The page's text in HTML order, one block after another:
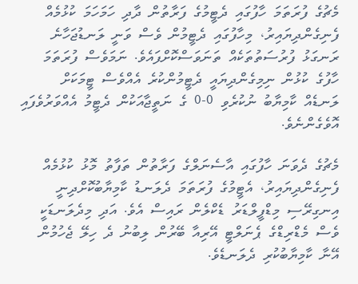
މެޗުގެ ފުރަތަމަ ހާފުގައި ދެޓީމުގެ ފަރާތުން ދާދި ހަމަހަމަ ކުޅުމެއް
ފެނިގެންދިޔައިރު، މިހާފުގައި ދެޓީމުން ވެސް ވަނީ ލަނޑުޖަހާނެ
ރަނގަޅު ފުރުސަތުތަކެއް ތަނަވަސްކޮށްފައެވެ. ނަމަވެސް ފުރަތަމަ
ހާފުގެ ކުޅުން ނިމިގެންދިޔައީ ދެޓީމުންކުރެ އެއްވެސް ޓީމަކަށް
ލަނޑެއް ކާމިޔާބު ނުކުރެވި 0-0 ގެ ނަތީޖާއަކުން ދެޓީމު އެއްވަރުވެފައި
އޮވެގެންނެވެ.
މެޗުގެ ދެވަނަ ހާފުގައި އާސެނަލްގެ ފަރާތުން ތަފާތު މޮޅު ކުޅުމެއް
ފެނިގެންދިޔައިރު، އެޓީމުގެ ފުރަތަމަ ދެލަނޑު ކާމިޔާބުކޮށްދިނީ
އިނގިރޭސި މިޑްފީލްޑަރު ޑެކްލެން ރައިސް އެވެ. އަދި މިދެލަނޑަކީ
ވެސް މެޑްރިޑްގެ ޕެނަލްޓީ އޭރިއާ ބޭރުން ލިބުނު ދެ ހިލޭ ޖެހުމުން
އޭނާ ކާމިޔާބުކުރި ދެލަނޑެވެ.